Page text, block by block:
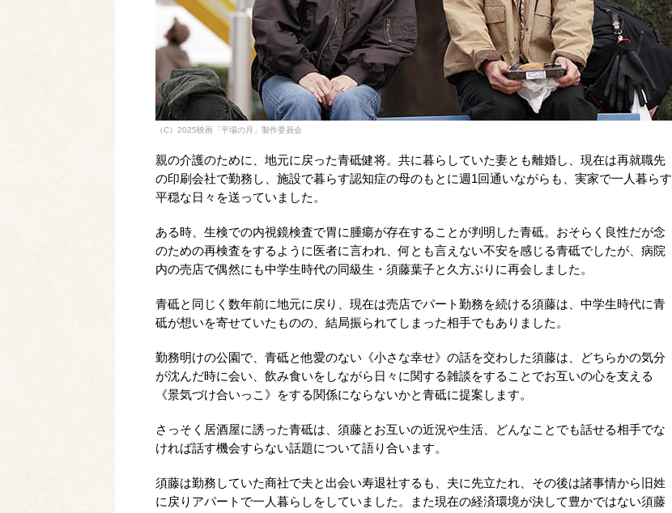
（C）2025映画「平場の月」製作委員会
親の介護のために、地元に戻った青砥健将。共に暮らしていた妻とも離婚し、現在は再就職先
の印刷会社で勤務し、施設で暮らす認知症の母のもとに週1回通いながらも、実家で一人暮らす
平穏な日々を送っていました。
ある時、生検での内視鏡検査で胃に腫瘍が存在することが判明した青砥。おそらく良性だが念
のための再検査をするように医者に言われ、何とも言えない不安を感じる青砥でしたが、病院
内の売店で偶然にも中学生時代の同級生・須藤葉子と久方ぶりに再会しました。
青砥と同じく数年前に地元に戻り、現在は売店でパート勤務を続ける須藤は、中学生時代に青
砥が想いを寄せていたものの、結局振られてしまった相手でもありました。
勤務明けの公園で、青砥と他愛のない《小さな幸せ》の話を交わした須藤は、どちらかの気分
が沈んだ時に会い、飲み食いをしながら日々に関する雑談をすることでお互いの心を支える
《景気づけ合いっこ》をする関係にならないかと青砥に提案します。
さっそく居酒屋に誘った青砥は、須藤とお互いの近況や生活、どんなことでも話せる相手でな
ければ話す機会すらない話題について語り合います。
須藤は勤務していた商社で夫と出会い寿退社するも、夫に先立たれ、その後は諸事情から旧姓
に戻りアパートで一人暮らしをしていました。また現在の経済環境が決して豊かではない須藤